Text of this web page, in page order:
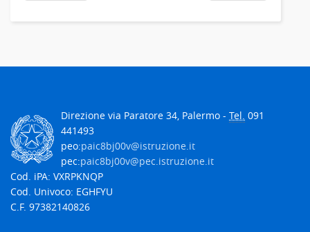
Direzione via Paratore 34, Palermo - Tel. 091
441493
peo:paic8bj00v@istruzione.it
pec:paic8bj00v@pec.istruzione.it
Cod. iPA: VXRPKNQP
Cod. Univoco: EGHFYU
C.F. 97382140826